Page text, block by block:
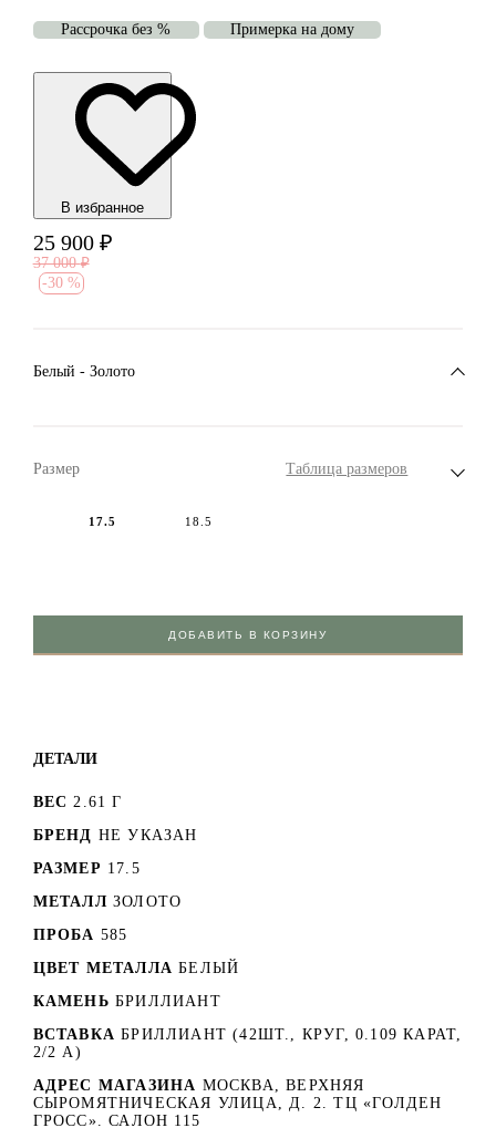
Рассрочка без % Примерка на дому
В избранноe
25 900 ₽
37 000 ₽
-30 %
Белый - Золото
Размер Таблица размеров
17.5 18.5
ДОБАВИТЬ В КОРЗИНУ
ДЕТАЛИ
ВЕС 2.61 Г
БРЕНД НЕ УКАЗАН
РАЗМЕР 17.5
МЕТАЛЛ ЗОЛОТО
ПРОБА 585
ЦВЕТ МЕТАЛЛА БЕЛЫЙ
КАМЕНЬ БРИЛЛИАНТ
ВСТАВКА БРИЛЛИАНТ (42ШТ., КРУГ, 0.109 КАРАТ,
2/2 А)
АДРЕС МАГАЗИНА МОСКВА, ВЕРХНЯЯ
СЫРОМЯТНИЧЕСКАЯ УЛИЦА, Д. 2. ТЦ «ГОЛДЕН
ГРОСС». САЛОН 115